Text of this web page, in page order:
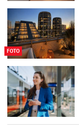
FOTO